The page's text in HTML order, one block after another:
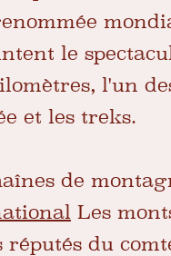
le
l'un
et les treks.
de
Les
du